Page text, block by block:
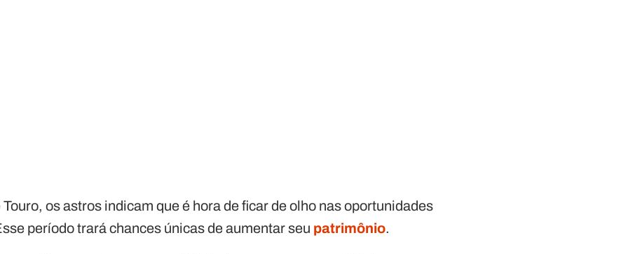
Touro, os astros indicam que é hora de ficar de olho nas oportunidades
período trará chances únicas de aumentar seu patrimônio.